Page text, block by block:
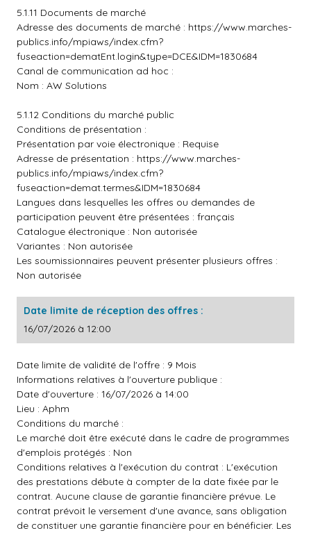
5.1.11 Documents de marché
Adresse des documents de marché : https://www.marches-
publics.info/mpiaws/index.cfm?
fuseaction=dematEnt.login&type=DCE&IDM=1830684
Canal de communication ad hoc :
Nom : AW Solutions
5.1.12 Conditions du marché public
Conditions de présentation :
Présentation par voie électronique : Requise
Adresse de présentation : https://www.marches-
publics.info/mpiaws/index.cfm?
fuseaction=demat.termes&IDM=1830684
Langues dans lesquelles les offres ou demandes de
participation peuvent être présentées : français
Catalogue électronique : Non autorisée
Variantes : Non autorisée
Les soumissionnaires peuvent présenter plusieurs offres :
Non autorisée
Date limite de réception des offres :
16/07/2026 à 12:00
Date limite de validité de l'offre : 9 Mois
Informations relatives à l'ouverture publique :
Date d'ouverture : 16/07/2026 à 14:00
Lieu : Aphm
Conditions du marché :
Le marché doit être exécuté dans le cadre de programmes
d'emplois protégés : Non
Conditions relatives à l'exécution du contrat : L'exécution
des prestations débute à compter de la date fixée par le
contrat. Aucune clause de garantie financière prévue. Le
contrat prévoit le versement d'une avance, sans obligation
de constituer une garantie financière pour en bénéficier. Les